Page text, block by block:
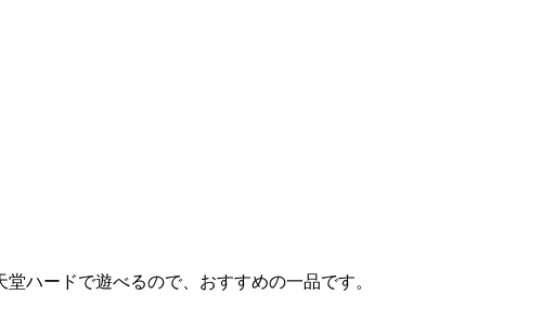
ハードで遊べるので、おすすめの一品です。